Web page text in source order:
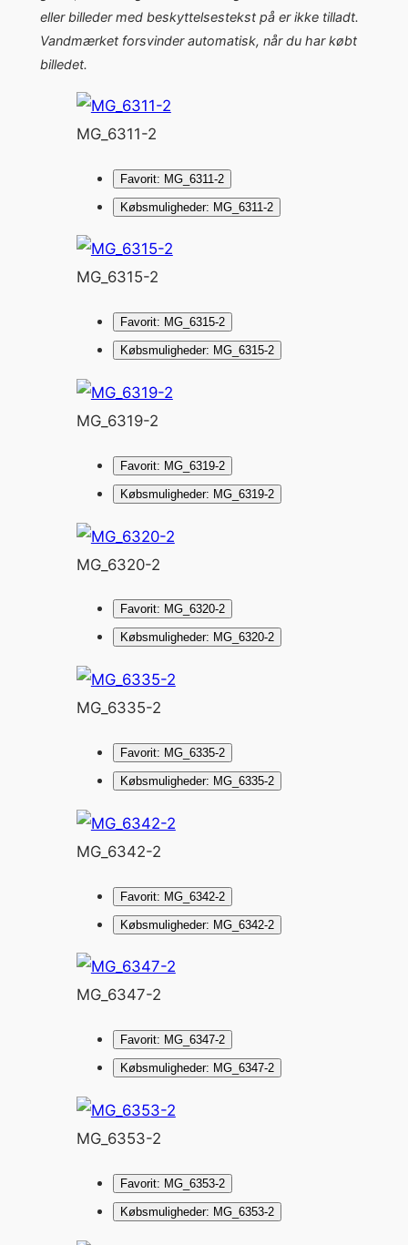
eller billeder med beskyttelsestekst på er ikke tilladt.
Vandmærket forsvinder automatisk, når du har købt
billedet.
MG_6311-2
Favorit: MG_6311-2
Købsmuligheder: MG_6311-2
MG_6315-2
Favorit: MG_6315-2
Købsmuligheder: MG_6315-2
MG_6319-2
Favorit: MG_6319-2
Købsmuligheder: MG_6319-2
MG_6320-2
Favorit: MG_6320-2
Købsmuligheder: MG_6320-2
MG_6335-2
Favorit: MG_6335-2
Købsmuligheder: MG_6335-2
MG_6342-2
Favorit: MG_6342-2
Købsmuligheder: MG_6342-2
MG_6347-2
Favorit: MG_6347-2
Købsmuligheder: MG_6347-2
MG_6353-2
Favorit: MG_6353-2
Købsmuligheder: MG_6353-2